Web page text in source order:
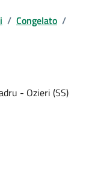
/ Congelato /
- Ozieri (SS)